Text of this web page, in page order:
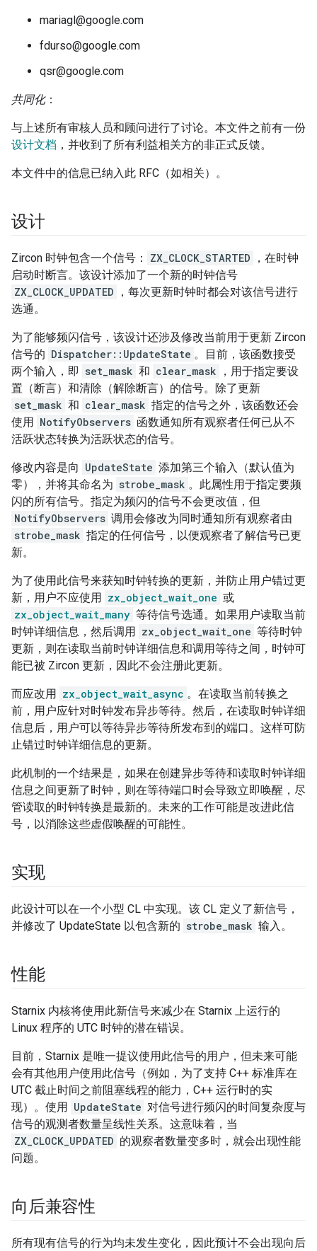
mariagl@google.com
fdurso@google.com
qsr@google.com
共同化：
与上述所有审核人员和顾问进行了讨论。本文件之前有一份
设计文档 ，并收到了所有利益相关方的非正式反馈。
本文件中的信息已纳入此 RFC（如相关）。
设计
Zircon 时钟包含一个信号： ZX_CLOCK_STARTED
，在时钟
启动时断言。该设计添加了一个新的时钟信号
ZX_CLOCK_UPDATED
，每次更新时钟时都会对该信号进行
选通。
为了能够频闪信号，该设计还涉及修改当前用于更新 Zircon
信号的 Dispatcher::UpdateState 。目前，该函数接受
两个输入，即 set_mask 和 clear_mask
，用于指定要设
置（断言）和清除（解除断言）的信号。除了更新
set_mask 和 clear_mask 指定的信号之外，该函数还会
使用 NotifyObservers 函数通知所有观察者任何已从不
活跃状态转换为活跃状态的信号。
修改内容是向 UpdateState 添加第三个输入（默认值为
零），并将其命名为 strobe_mask 。此属性用于指定要频
闪的所有信号。指定为频闪的信号不会更改值，但
NotifyObservers 调用会修改为同时通知所有观察者由
strobe_mask 指定的任何信号，以便观察者了解信号已更
新。
为了使用此信号来获知时钟转换的更新，并防止用户错过更
新，用户不应使用 zx_object_wait_one 或
zx_object_wait_many 等待信号选通。如果用户读取当前
时钟详细信息，然后调用 zx_object_wait_one 等待时钟
更新，则在读取当前时钟详细信息和调用等待之间，时钟可
能已被 Zircon 更新，因此不会注册此更新。
而应改用 zx_object_wait_async 。在读取当前转换之
前，用户应针对时钟发布异步等待。然后，在读取时钟详细
信息后，用户可以等待异步等待所发布到的端口。这样可防
止错过时钟详细信息的更新。
此机制的一个结果是，如果在创建异步等待和读取时钟详细
信息之间更新了时钟，则在等待端口时会导致立即唤醒，尽
管读取的时钟转换是最新的。未来的工作可能是改进此信
号，以消除这些虚假唤醒的可能性。
实现
此设计可以在一个小型 CL 中实现。该 CL 定义了新信号，
并修改了 UpdateState 以包含新的 strobe_mask 输入。
性能
Starnix 内核将使用此新信号来减少在 Starnix 上运行的
Linux 程序的 UTC 时钟的潜在错误。
目前，Starnix 是唯一提议使用此信号的用户，但未来可能
会有其他用户使用此信号（例如，为了支持 C++ 标准库在
UTC 截止时间之前阻塞线程的能力，C++ 运行时的实
现）。使用 UpdateState 对信号进行频闪的时间复杂度与
信号的观测者数量呈线性关系。这意味着，当
ZX_CLOCK_UPDATED 的观察者数量变多时，就会出现性能
问题。
向后兼容性
所有现有信号的行为均未发生变化，因此预计不会出现向后